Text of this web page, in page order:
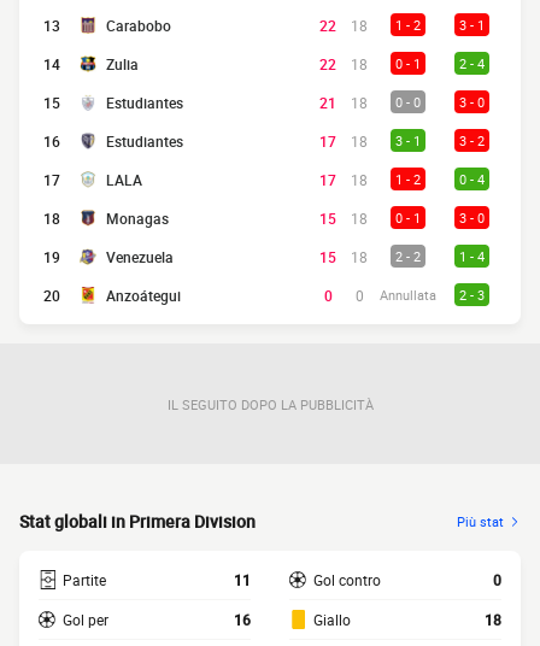
13 Carabobo 22 18 1 - 2 3 - 1
14 Zulia 22 18 0 - 1 2 - 4
15 Estudiantes 21 18 0 - 0 3 - 0
16 Estudiantes 17 18 3 - 1 3 - 2
17 LALA 17 18 1 - 2 0 - 4
18 Monagas 15 18 0 - 1 3 - 0
19 Venezuela 15 18 2 - 2 1 - 4
20 Anzoátegui 0 0 Annullata 2 - 3
IL SEGUITO DOPO LA PUBBLICITÀ
Stat globali in Primera Division Più stat
Partite 11
Gol per 16
Gol contro 0
Giallo 18